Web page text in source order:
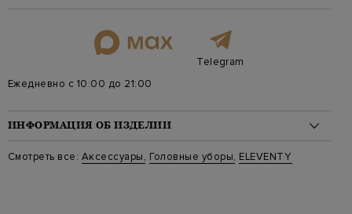
Telegram
Ежедневно с 10:00 до 21:00
ИНФОРМАЦИЯ ОБ ИЗДЕЛИИ
Материал: конопля 100%
Смотреть все: Аксессуары, Головные уборы, ELEVENTY